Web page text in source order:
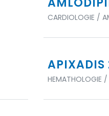
CARDIOLOGIE /
APIXADIS
HEMATHOLOGIE /